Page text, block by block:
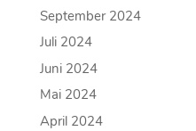
September 2024
Juli 2024
Juni 2024
Mai 2024
April 2024